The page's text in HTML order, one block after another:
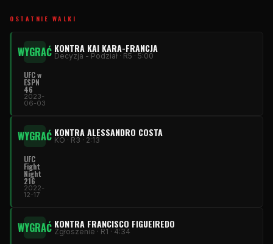
OSTATNIE WALKI
WYGRAĆ KONTRA KAI KARA-FRANCJA
Decyzja - Podział · R5 · 5:00
UFCw
ESPN
46
2023-
06-03
WYGRAĆ KONTRA ALESSANDRO COSTA
KO · R3 · 2:13
UFC
Fight
Night
216
2022-
12-17
WYGRAĆ KONTRA FRANCISCO FIGUEIREDO
Zgłoszenie · R1 · 4:34